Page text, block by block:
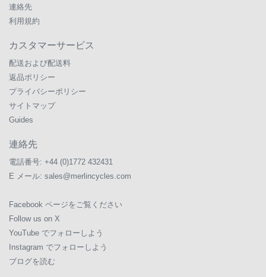
連絡先
利用規約
カスタマーサービス
配送および配送料
返品ポリシー
プライバシーポリシー
サイトマップ
Guides
連絡先
電話番号: +44 (0)1772 432431
E メール: sales@merlincycles.com
Facebook ページをご覧ください
Follow us on X
YouTube でフォローしよう
Instagram でフォローしよう
ブログを読む